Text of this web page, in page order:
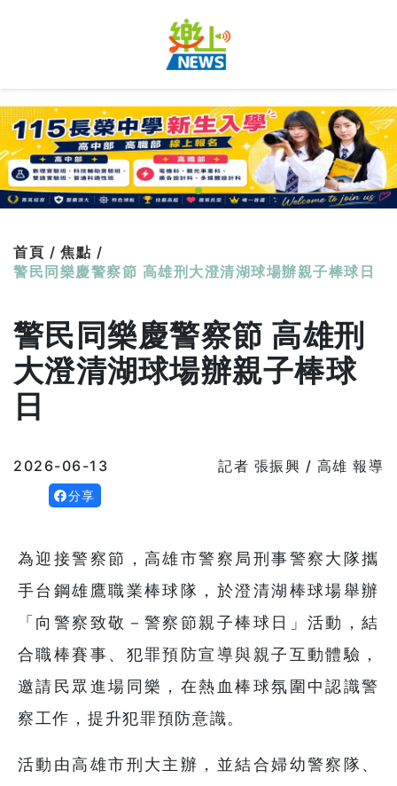
首頁 / 焦點 /
警民同樂慶警察節 高雄刑大澄清湖球場辦親子棒球日
警民同樂慶警察節 高雄刑
大澄清湖球場辦親子棒球
日
2026-06-13 記者 張振興 / 高雄 報導
分享
為迎接警察節，高雄市警察局刑事警察大隊攜
手台鋼雄鷹職業棒球隊，於澄清湖棒球場舉辦
「向警察致敬－警察節親子棒球日」活動，結
合職棒賽事、犯罪預防宣導與親子互動體驗，
邀請民眾進場同樂，在熱血棒球氛圍中認識警
察工作，提升犯罪預防意識。
活動由高雄市刑大主辦，並結合婦幼警察隊、